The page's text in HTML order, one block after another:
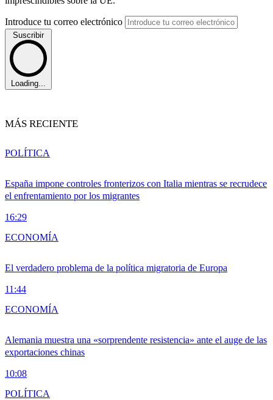
Introduce tu correo electrónico
Suscribir
Loading...
MÁS RECIENTE
España impone controles fronterizos con Italia mientras se recrudece
el enfrentamiento por los migrantes
16:29
POLÍTICA
El verdadero problema de la política migratoria de Europa
11:44
ECONOMÍA
Alemania muestra una «sorprendente resistencia» ante el auge de las
exportaciones chinas
10:08
ECONOMÍA
POLÍTICA